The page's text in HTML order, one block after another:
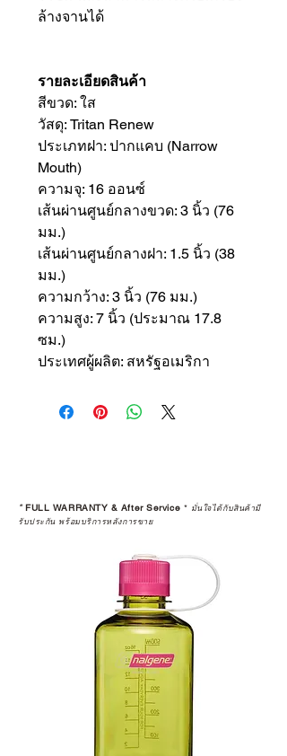
ล้างจานได้
รายละเอียดสินค้า
สีขวด: ใส
วัสดุ: Tritan Renew
ประเภทฝา: ปากแคบ (Narrow
Mouth)
ความจุ: 16 ออนซ์
เส้นผ่านศูนย์กลางขวด: 3 นิ้ว (76
มม.)
เส้นผ่านศูนย์กลางฝา: 1.5 นิ้ว (38
มม.)
ความกว้าง: 3 นิ้ว (76 มม.)
ความสูง: 7 นิ้ว (ประมาณ 17.8
ซม.)
ประเทศผู้ผลิต: สหรัฐอเมริกา
*FULL WARRANTY & After Service * มั่นใจได้กับสินค้ามี
รับประกัน พร้อมบริการหลังการขาย